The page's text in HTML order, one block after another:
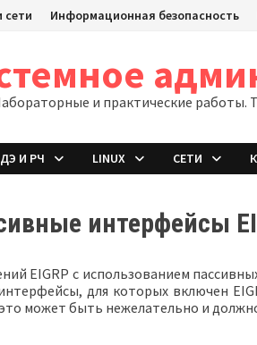
сети Информационная безопасность
и практические работы.
ДЭ И РЧ LINUX СЕТИ
интерфейсы
EIGRP с использованием
для которых включен
это может быть нежелательно и